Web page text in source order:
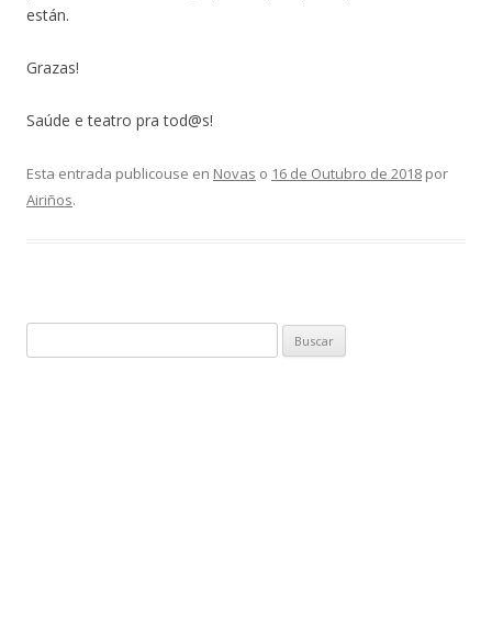
están.
Grazas!
Saúde e teatro pra tod@s!
Esta entrada publicouse en Novas o 16 de Outubro de 2018 por
Airiños.